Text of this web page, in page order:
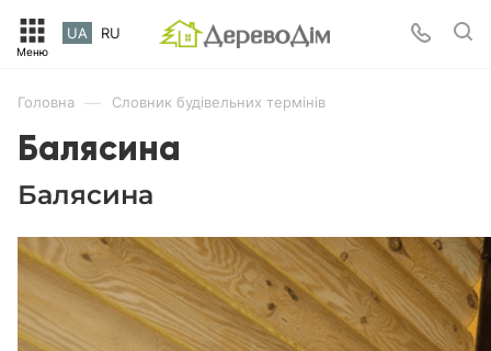
UA RU
Головна — Словник будівельних термінів
Балясина
Балясина